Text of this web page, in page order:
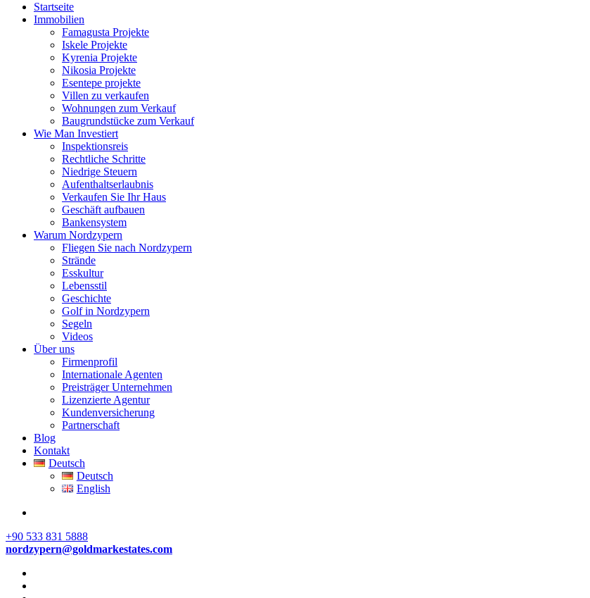
Startseite
Immobilien
Famagusta Projekte
Iskele Projekte
Kyrenia Projekte
Nikosia Projekte
Esentepe projekte
Villen zu verkaufen
Wohnungen zum Verkauf
Baugrundstücke zum Verkauf
Wie Man Investiert
Inspektionsreis
Rechtliche Schritte
Niedrige Steuern
Aufenthaltserlaubnis
Verkaufen Sie Ihr Haus
Geschäft aufbauen
Bankensystem
Warum Nordzypern
Fliegen Sie nach Nordzypern
Strände
Esskultur
Lebensstil
Geschichte
Golf in Nordzypern
Segeln
Videos
Über uns
Firmenprofil
Internationale Agenten
Preisträger Unternehmen
Lizenzierte Agentur
Kundenversicherung
Partnerschaft
Blog
Kontakt
Deutsch
Deutsch
English
+90 533 831 5888
nordzypern@goldmarkestates.com